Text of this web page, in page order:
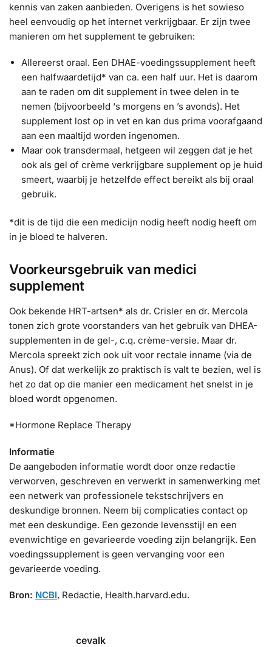
kennis van zaken aanbieden. Overigens is het sowieso
heel eenvoudig op het internet verkrijgbaar. Er zijn twee
manieren om het supplement te gebruiken:
Allereerst oraal. Een DHAE-voedingssupplement heeft
een halfwaardetijd* van ca. een half uur. Het is daarom
aan te raden om dit supplement in twee delen in te
nemen (bijvoorbeeld ‘s morgens en ’s avonds). Het
supplement lost op in vet en kan dus prima voorafgaand
aan een maaltijd worden ingenomen.
Maar ook transdermaal, hetgeen wil zeggen dat je het
ook als gel of crème verkrijgbare supplement op je huid
smeert, waarbij je hetzelfde effect bereikt als bij oraal
gebruik.
*dit is de tijd die een medicijn nodig heeft nodig heeft om
in je bloed te halveren.
Voorkeursgebruik van medici
supplement
Ook bekende HRT-artsen* als dr. Crisler en dr. Mercola
tonen zich grote voorstanders van het gebruik van DHEA-
supplementen in de gel-, c.q. crème-versie. Maar dr.
Mercola spreekt zich ook uit voor rectale inname (via de
Anus). Of dat werkelijk zo praktisch is valt te bezien, wel is
het zo dat op die manier een medicament het snelst in je
bloed wordt opgenomen.
*Hormone Replace Therapy
Informatie
De aangeboden informatie wordt door onze redactie
verworven, geschreven en verwerkt in samenwerking met
een netwerk van professionele tekstschrijvers en
deskundige bronnen. Neem bij complicaties contact op
met een deskundige. Een gezonde levensstijl en een
evenwichtige en gevarieerde voeding zijn belangrijk. Een
voedingssupplement is geen vervanging voor een
gevarieerde voeding.
Bron: NCBI, Redactie, Health.harvard.edu.
cevalk